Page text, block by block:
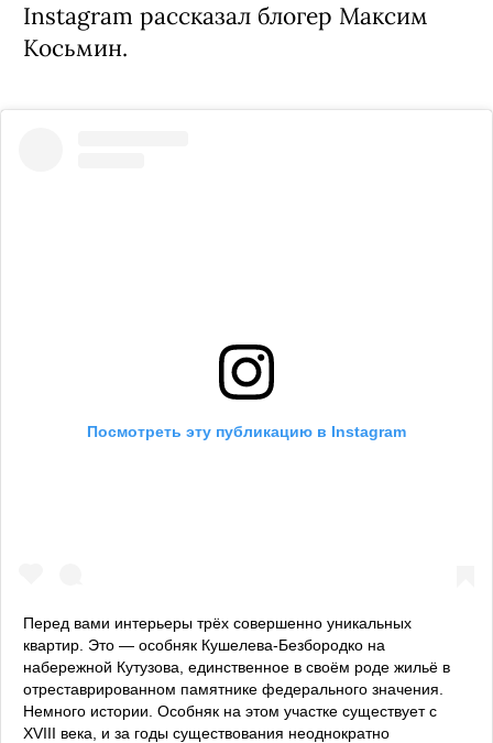
Instagram рассказал блогер Максим
Косьмин.
Посмотреть эту публикацию в Instagram
Перед вами интерьеры трёх совершенно уникальных
квартир. Это — особняк Кушелева-Безбородко на
набережной Кутузова, единственное в своём роде жильё в
отреставрированном памятнике федерального значения. ⠀
Немного истории. Особняк на этом участке существует с
XVIII века, и за годы существования неоднократно